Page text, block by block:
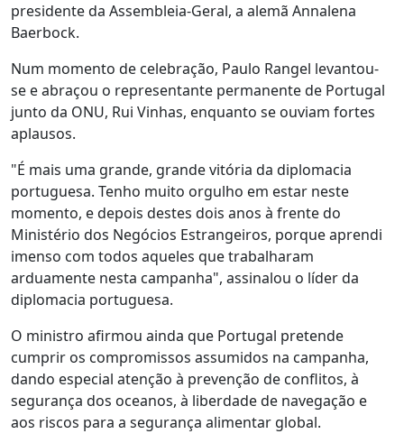
presidente da Assembleia-Geral, a alemã Annalena
Baerbock.
Num momento de celebração, Paulo Rangel levantou-
se e abraçou o representante permanente de Portugal
junto da ONU, Rui Vinhas, enquanto se ouviam fortes
aplausos.
"É mais uma grande, grande vitória da diplomacia
portuguesa. Tenho muito orgulho em estar neste
momento, e depois destes dois anos à frente do
Ministério dos Negócios Estrangeiros, porque aprendi
imenso com todos aqueles que trabalharam
arduamente nesta campanha", assinalou o líder da
diplomacia portuguesa.
O ministro afirmou ainda que Portugal pretende
cumprir os compromissos assumidos na campanha,
dando especial atenção à prevenção de conflitos, à
segurança dos oceanos, à liberdade de navegação e
aos riscos para a segurança alimentar global.